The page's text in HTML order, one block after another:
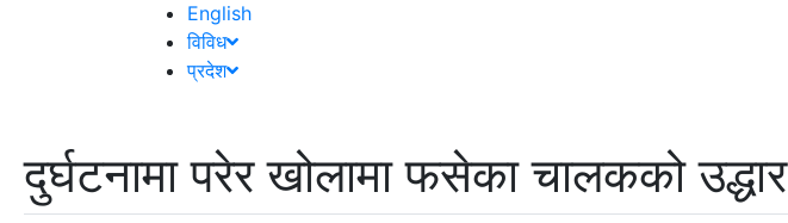
English
विविध
प्रदेश
दुर्घटनामा परेर खोलामा फसेका चालकको उद्धार